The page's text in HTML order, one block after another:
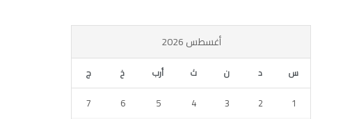
أغسطس 2026
س د ن ث أرب خ ج
1
2
3
4
5
6
7